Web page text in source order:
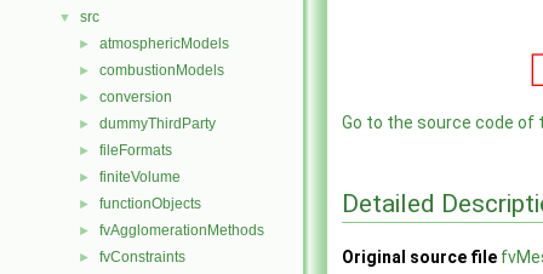
▼ src
► atmosphericModels
► combustionModels
► conversion
► dummyThirdParty
► fileFormats
► finiteVolume
► functionObjects
► fvAgglomerationMethods
► fvConstraints
Go to the source code of
Detailed
Original source file